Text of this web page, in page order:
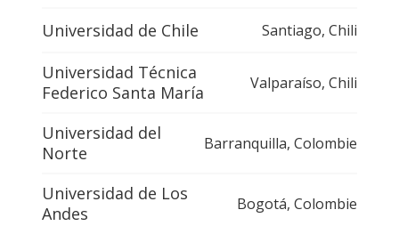
Universidad de Chile Santiago, Chili
Universidad Técnica
Federico Santa María
Valparaíso, Chili
Universidad del
Norte
Barranquilla, Colombie
Universidad de Los
Andes
Bogotá, Colombie